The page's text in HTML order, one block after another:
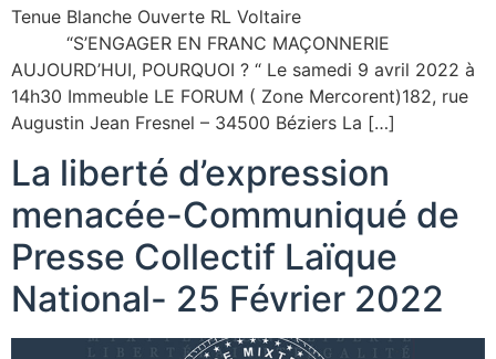
Tenue Blanche Ouverte RL Voltaire
“S’ENGAGER EN FRANC MAÇONNERIE
AUJOURD’HUI, POURQUOI ? “ Le samedi 9 avril 2022 à
14h30 Immeuble LE FORUM ( Zone Mercorent)182, rue
Augustin Jean Fresnel – 34500 Béziers La […]
La liberté d’expression
menacée-Communiqué de
Presse Collectif Laïque
National- 25 Février 2022